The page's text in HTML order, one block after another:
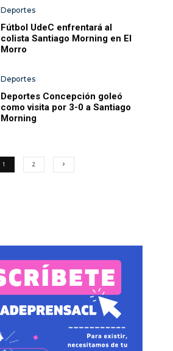
Deportes
Fútbol UdeC enfrentará al
colista Santiago Morning en El
Morro
Deportes
Deportes Concepción goleó
como visita por 3-0 a Santiago
Morning
1 2